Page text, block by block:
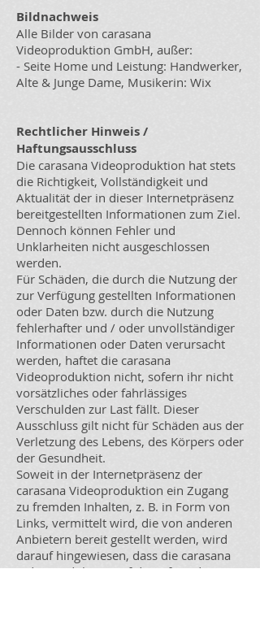
Bildnachweis
Alle Bilder von carasana
Videoproduktion GmbH, außer:
- Seite Home und Leistung: Handwerker,
Alte & Junge Dame, Musikerin: Wix
Rechtlicher Hinweis /
Haftungsausschluss
Die carasana Videoproduktion hat stets
die Richtigkeit, Vollständigkeit und
Aktualität der in dieser Internetpräsenz
bereitgestellten Informationen zum Ziel.
Dennoch können Fehler und
Unklarheiten nicht ausgeschlossen
werden.
Für Schäden, die durch die Nutzung der
zur Verfügung gestellten Informationen
oder Daten bzw. durch die Nutzung
fehlerhafter und / oder unvollständiger
Informationen oder Daten verursacht
werden, haftet die carasana
Videoproduktion nicht, sofern ihr nicht
vorsätzliches oder fahrlässiges
Verschulden zur Last fällt. Dieser
Ausschluss gilt nicht für Schäden aus der
Verletzung des Lebens, des Körpers oder
der Gesundheit.
Soweit in der Internetpräsenz der
carasana Videoproduktion ein Zugang
zu fremden Inhalten, z. B. in Form von
Links, vermittelt wird, die von anderen
Anbietern bereit gestellt werden, wird
darauf hingewiesen, dass die carasana
Videoproduktion auf diese fremden